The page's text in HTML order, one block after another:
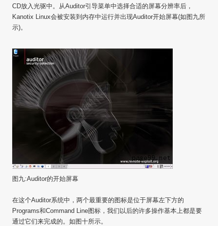
CD放入光驱中。从Auditor引导菜单中选择合适的屏幕分辨率后，
Kanotix Linux会被安装到内存中运行并出现Auditor开始屏幕(如图九所
示)。
图九:Auditor的开始屏幕
在这个Auditor系统中，两个最重要的图标是位于屏幕左下方的
Programs和Command Line图标，我们以后的许多操作基本上都是要
通过它们来完成的。如图十所示。